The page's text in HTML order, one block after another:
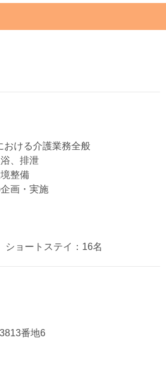
おける介護業務全般
、排泄
整備
画・実施
ショートステイ：16名
番地6